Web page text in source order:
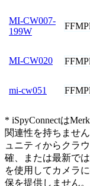
MI-CW007-
199W
MI-CW020
mi-cw051
* iSpyConnectは
関連性を持ちませ
ュニティからクラ
確、または最新で
を使用してカメラ
保を提供しません。